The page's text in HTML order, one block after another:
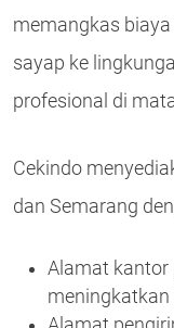
memangkas
sayap ke
profesional di
Cekindo
dan Semarang
Alamat kantor